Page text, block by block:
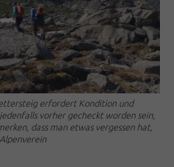
erfordert Kondition und
vorher gecheckt worden sein,
dass man etwas vergessen hat,